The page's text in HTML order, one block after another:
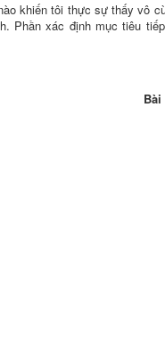
khiến tôi thực sự thấy vô
Phần xác định mục tiêu